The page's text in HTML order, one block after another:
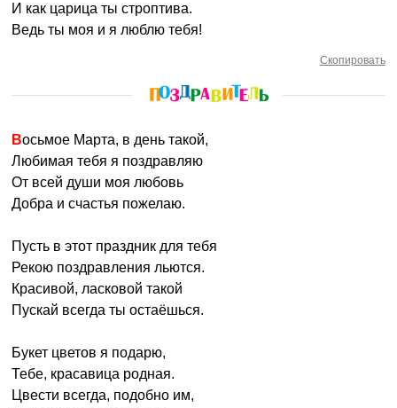
И как царица ты строптива.
Ведь ты моя и я люблю тебя!
Скопировать
Восьмое Марта, в день такой,
Любимая тебя я поздравляю
От всей души моя любовь
Добра и счастья пожелаю.
Пусть в этот праздник для тебя
Рекою поздравления льются.
Красивой, ласковой такой
Пускай всегда ты остаёшься.
Букет цветов я подарю,
Тебе, красавица родная.
Цвести всегда, подобно им,